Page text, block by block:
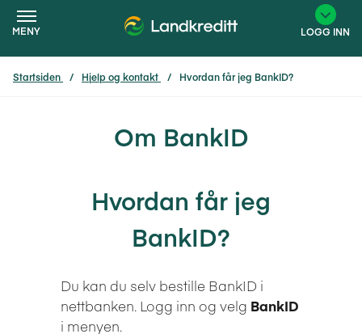
MENY LOGG INN
Startsiden Hjelp og kontakt Hvordan får jeg BankID?
Om BankID
Hvordan får jeg
BankID?
Du kan du selv bestille BankID i
nettbanken. Logg inn og velg BankID
i menyen.